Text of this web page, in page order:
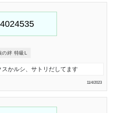
の絆 特級L
かルシ、サトリだしてます
11/4/2023